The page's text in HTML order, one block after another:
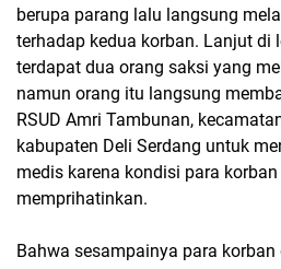
berupa parang lalu langsung
terhadap kedua korban. Lanjut di
terdapat dua orang saksi yang
namun orang itu langsung
RSUD Amri Tambunan,
kabupaten Deli Serdang untuk
medis karena kondisi para
memprihatinkan.
Bahwa sesampainya para korban